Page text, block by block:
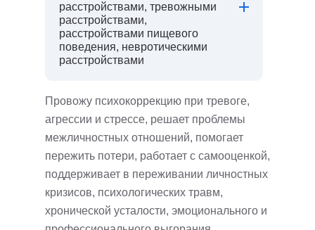
расстройствами, тревожными
расстройствами,
расстройствами пищевого
поведения, невротическими
расстройствами
Провожу психокоррекцию при тревоге,
агрессии и стрессе, решает проблемы
межличностных отношений, помогает
пережить потери, работает с самооценкой,
поддерживает в переживании личностных
кризисов, психологических травм,
хронической усталости, эмоционального и